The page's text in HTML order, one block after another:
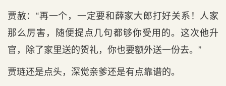
贾赦：“再一个，一定要和薛家大郎打好关系！人家
那么厉害，随便提点几句都够你受用的。这次他升
官，除了家里送的贺礼，你也要额外送一份去。”
贾琏还是点头，深觉亲爹还是有点靠谱的。